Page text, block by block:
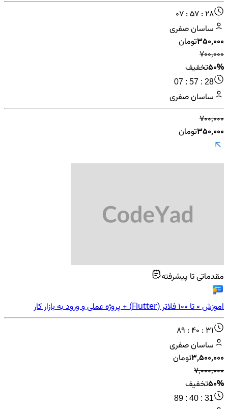
07 : 57 : 28
ساسان صفری
۳۵۰٬۰۰۰تومان
۷۰۰٬۰۰۰
50%تخفیف
07 : 57 : 28
ساسان صفری
۷۰۰٬۰۰۰
۳۵۰٬۰۰۰تومان
مقدماتی تا پیشرفته
اموزش 0 تا 100 فلاتر (Flutter) + پروژه عملی و ورود به بازار کار
89 : 40 : 31
ساسان صفری
۳٬۵۰۰٬۰۰۰تومان
۷٬۰۰۰٬۰۰۰
50%تخفیف
89 : 40 : 31